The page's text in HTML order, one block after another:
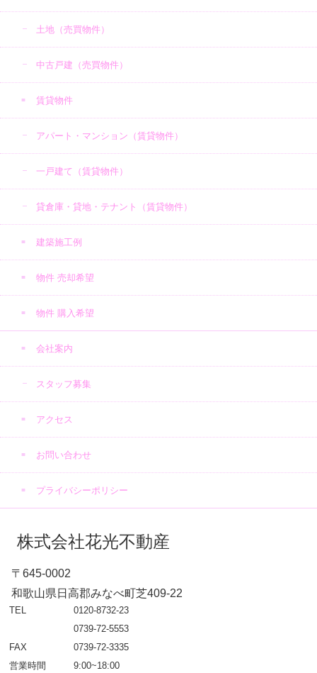
土地（売買物件）
中古戸建（売買物件）
賃貸物件
アパート・マンション（賃貸物件）
一戸建て（賃貸物件）
貸倉庫・貸地・テナント（賃貸物件）
建築施工例
物件 売却希望
物件 購入希望
会社案内
スタッフ募集
アクセス
お問い合わせ
プライバシーポリシー
株式会社花光不動産
〒645-0002
和歌山県日高郡みなべ町芝409-22
TEL
0120-8732-23
0739-72-5553
FAX
0739-72-3335
営業時間
9:00~18:00